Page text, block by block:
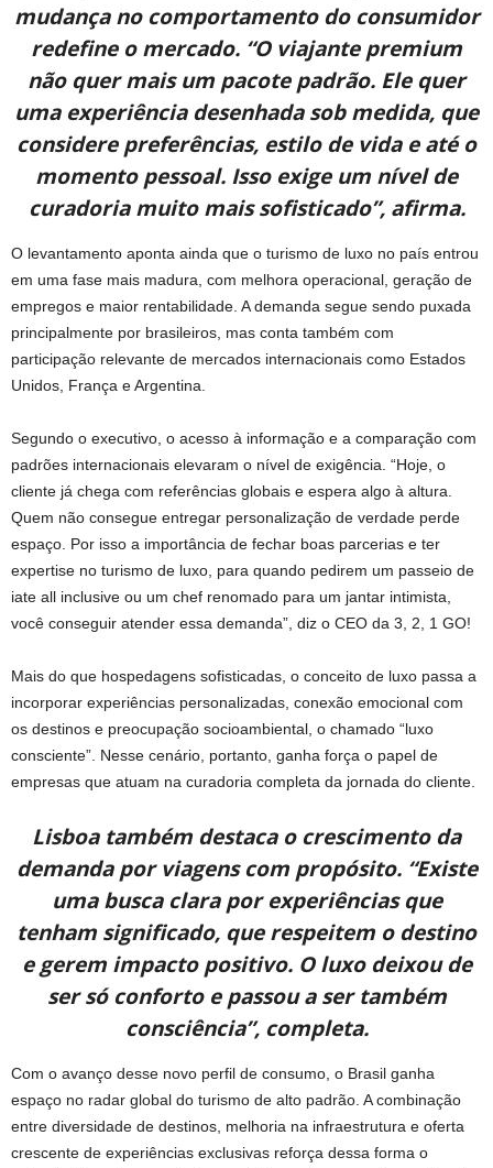
mudança no comportamento do consumidor
redefine o mercado. “O viajante premium
não quer mais um pacote padrão. Ele quer
uma experiência desenhada sob medida, que
considere preferências, estilo de vida e até o
momento pessoal. Isso exige um nível de
curadoria muito mais sofisticado”, afirma.
O levantamento aponta ainda que o turismo de luxo no país entrou
em uma fase mais madura, com melhora operacional, geração de
empregos e maior rentabilidade. A demanda segue sendo puxada
principalmente por brasileiros, mas conta também com
participação relevante de mercados internacionais como Estados
Unidos, França e Argentina.
Segundo o executivo, o acesso à informação e a comparação com
padrões internacionais elevaram o nível de exigência. “Hoje, o
cliente já chega com referências globais e espera algo à altura.
Quem não consegue entregar personalização de verdade perde
espaço. Por isso a importância de fechar boas parcerias e ter
expertise no turismo de luxo, para quando pedirem um passeio de
iate all inclusive ou um chef renomado para um jantar intimista,
você conseguir atender essa demanda”, diz o CEO da 3, 2, 1 GO!
Mais do que hospedagens sofisticadas, o conceito de luxo passa a
incorporar experiências personalizadas, conexão emocional com
os destinos e preocupação socioambiental, o chamado “luxo
consciente”. Nesse cenário, portanto, ganha força o papel de
empresas que atuam na curadoria completa da jornada do cliente.
Lisboa também destaca o crescimento da
demanda por viagens com propósito. “Existe
uma busca clara por experiências que
tenham significado, que respeitem o destino
e gerem impacto positivo. O luxo deixou de
ser só conforto e passou a ser também
consciência”, completa.
Com o avanço desse novo perfil de consumo, o Brasil ganha
espaço no radar global do turismo de alto padrão. A combinação
entre diversidade de destinos, melhoria na infraestrutura e oferta
crescente de experiências exclusivas reforça dessa forma o